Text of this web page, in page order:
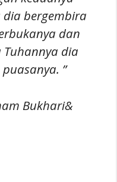
bergembira
dan
dia
”
Bukhari&